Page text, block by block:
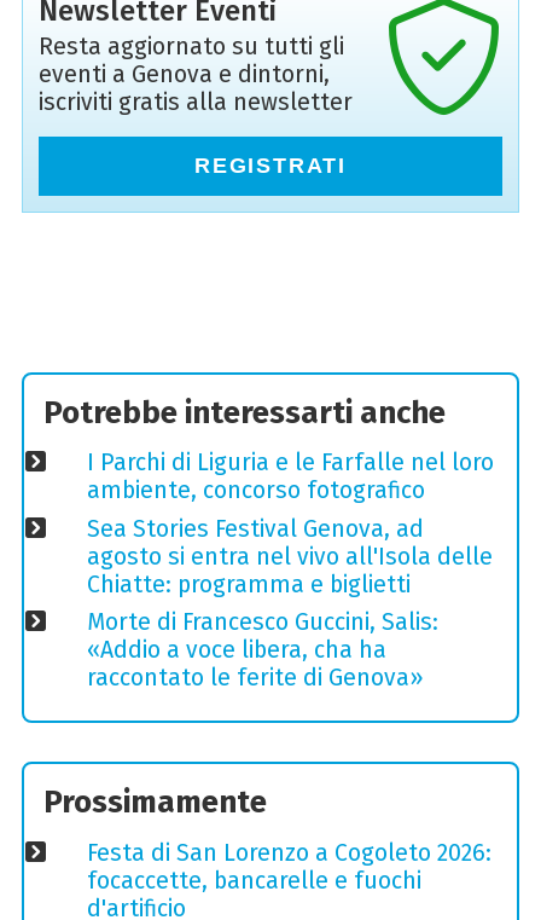
Newsletter Eventi
Resta aggiornato su tutti gli
eventi a Genova e dintorni,
iscriviti gratis alla newsletter
REGISTRATI
Potrebbe interessarti anche
I Parchi di Liguria e le Farfalle nel loro
ambiente, concorso fotografico
Sea Stories Festival Genova, ad
agosto si entra nel vivo all'Isola delle
Chiatte: programma e biglietti
Morte di Francesco Guccini, Salis:
«Addio a voce libera, cha ha
raccontato le ferite di Genova»
Prossimamente
Festa di San Lorenzo a Cogoleto 2026:
focaccette, bancarelle e fuochi
d'artificio